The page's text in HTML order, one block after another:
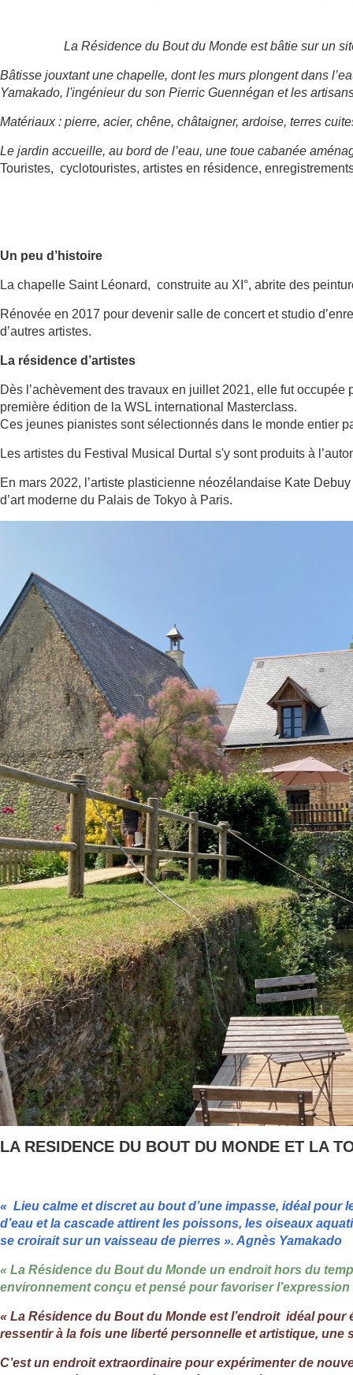
La Résidence du Bout du Monde est bâtie sur un
Bâtisse jouxtant une chapelle, dont les murs plongent dans
Yamakado, l'ingénieur du son Pierric Guennégan et les
Matériaux : pierre, acier, chêne, châtaigner, ardoise, terres
Le jardin accueille, au bord de l’eau, une toue cabanée
Touristes, cyclotouristes, artistes en résidence,
Un peu d’histoire
La chapelle Saint Léonard, construite au XI°, abrite des
Rénovée en 2017 pour devenir salle de concert et studio
d’autres artistes.
La résidence d’artistes
Dès l’achèvement des travaux en juillet 2021, elle fut
première édition de la WSL international Masterclass.
Ces jeunes pianistes sont sélectionnés dans le monde entier
Les artistes du Festival Musical Durtal s'y sont produits à
En mars 2022, l’artiste plasticienne néozélandaise Kate
d’art moderne du Palais de Tokyo à Paris.
LA RESIDENCE DU BOUT DU MONDE ET LA
« Lieu calme et discret au bout d’une impasse, idéal pour
d’eau et la cascade attirent les poissons, les oiseaux
se croirait sur un vaisseau de pierres ». Agnès Yamakado
« La Résidence du Bout du Monde un endroit hors du
environnement conçu et pensé pour favoriser
« La Résidence du Bout du Monde est l’endroit idéal
ressentir à la fois une liberté personnelle et artistique, une
C’est un endroit extraordinaire pour expérimenter de